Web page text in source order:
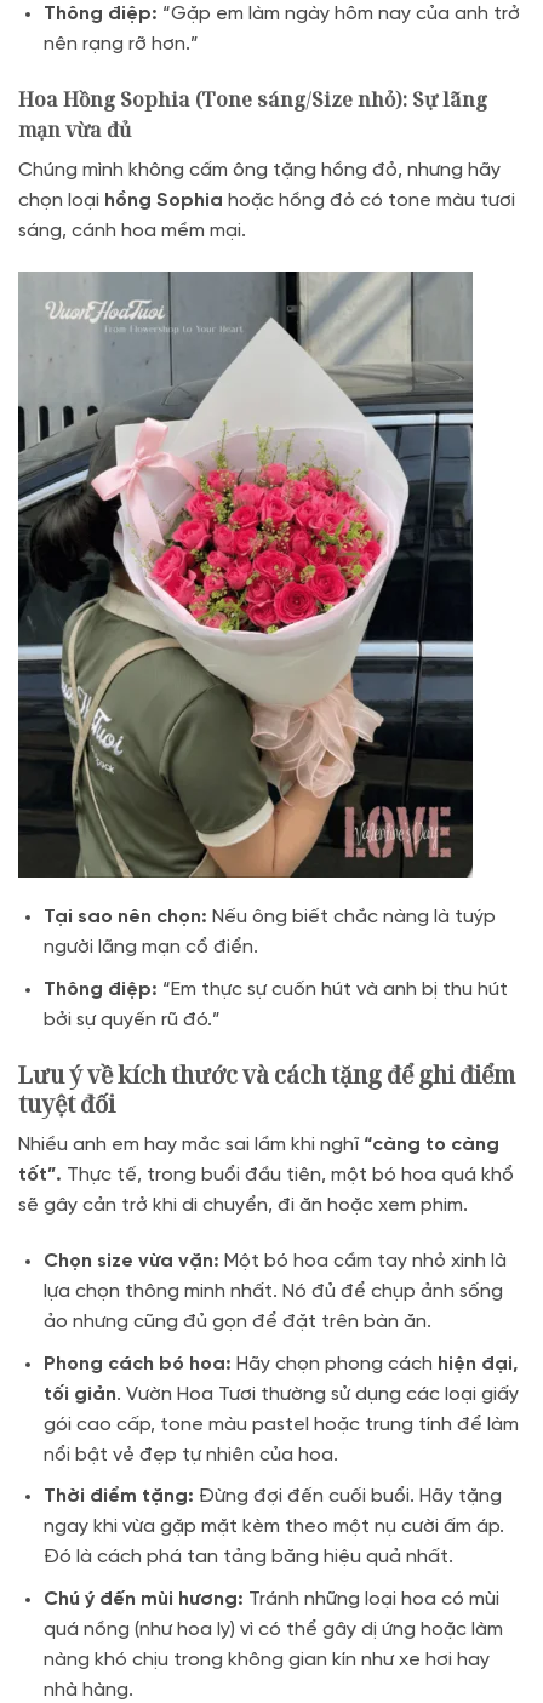
Thông điệp: “Gặp em làm ngày hôm nay của anh trở
nên rạng rỡ hơn.”
Hoa Hồng Sophia (Tone sáng/Size nhỏ): Sự lãng
mạn vừa đủ
Chúng mình không cấm ông tặng hồng đỏ, nhưng hãy
chọn loại hồng Sophia hoặc hồng đỏ có tone màu tươi
sáng, cánh hoa mềm mại.
Tại sao nên chọn: Nếu ông biết chắc nàng là tuýp
người lãng mạn cổ điển.
Thông điệp: “Em thực sự cuốn hút và anh bị thu hút
bởi sự quyến rũ đó.”
Lưu ý về kích thước và cách tặng để ghi điểm
tuyệt đối
Nhiều anh em hay mắc sai lầm khi nghĩ “càng to càng
tốt”. Thực tế, trong buổi đầu tiên, một bó hoa quá khổ
sẽ gây cản trở khi di chuyển, đi ăn hoặc xem phim.
Chọn size vừa vặn: Một bó hoa cầm tay nhỏ xinh là
lựa chọn thông minh nhất. Nó đủ để chụp ảnh sống
ảo nhưng cũng đủ gọn để đặt trên bàn ăn.
Phong cách bó hoa: Hãy chọn phong cách hiện đại,
tối giản. Vườn Hoa Tươi thường sử dụng các loại giấy
gói cao cấp, tone màu pastel hoặc trung tính để làm
nổi bật vẻ đẹp tự nhiên của hoa.
Thời điểm tặng: Đừng đợi đến cuối buổi. Hãy tặng
ngay khi vừa gặp mặt kèm theo một nụ cười ấm áp.
Đó là cách phá tan tảng băng hiệu quả nhất.
Chú ý đến mùi hương: Tránh những loại hoa có mùi
quá nồng (như hoa ly) vì có thể gây dị ứng hoặc làm
nàng khó chịu trong không gian kín như xe hơi hay
nhà hàng.